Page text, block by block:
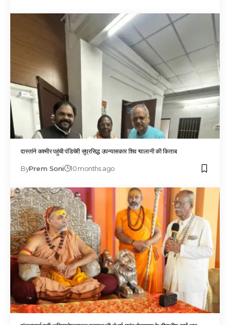
दास्तांने कश्मीर पहुंची पंडिचेरी सुप्रसिद्ध उपन्यासकार शिव ग्वालानी की किताब
ByPrem Soni 10 months ago